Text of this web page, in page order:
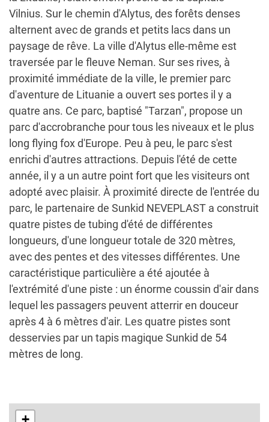
Vilnius. Sur le chemin d'Alytus, des forêts denses
alternent avec de grands et petits lacs dans un
paysage de rêve. La ville d'Alytus elle-même est
traversée par le fleuve Neman. Sur ses rives, à
proximité immédiate de la ville, le premier parc
d'aventure de Lituanie a ouvert ses portes il y a
quatre ans. Ce parc, baptisé "Tarzan", propose un
parc d'accrobranche pour tous les niveaux et le plus
long flying fox d'Europe. Peu à peu, le parc s'est
enrichi d'autres attractions. Depuis l'été de cette
année, il y a un autre point fort que les visiteurs ont
adopté avec plaisir. À proximité directe de l'entrée du
parc, le partenaire de Sunkid NEVEPLAST a construit
quatre pistes de tubing d'été de différentes
longueurs, d'une longueur totale de 320 mètres,
avec des pentes et des vitesses différentes. Une
caractéristique particulière a été ajoutée à
l'extrémité d'une piste : un énorme coussin d'air dans
lequel les passagers peuvent atterrir en douceur
après 4 à 6 mètres d'air. Les quatre pistes sont
desservies par un tapis magique Sunkid de 54
mètres de long.